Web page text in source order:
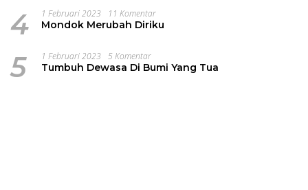
4 1 Februari 2023 11 Komentar
Mondok Merubah Diriku
5 1 Februari 2023 5 Komentar
Tumbuh Dewasa Di Bumi Yang Tua